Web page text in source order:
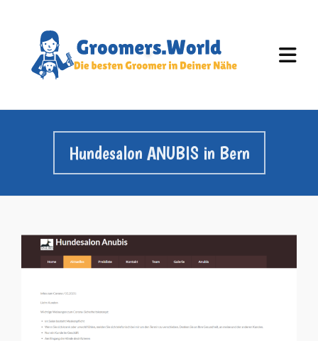
Hundesalon ANUBIS in Bern
Vorheriges